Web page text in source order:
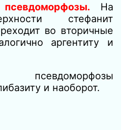
На
стефанит
во вторичные
аргентиту и
псевдоморфозы
и наоборот.